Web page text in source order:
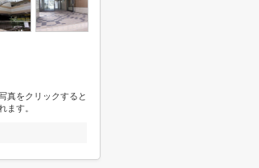
真をクリックすると
ます。